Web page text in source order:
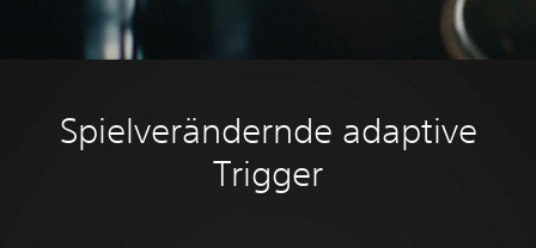
Spielverändernde adaptive
Trigger